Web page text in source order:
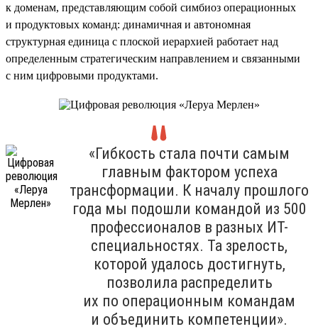
к доменам, представляющим собой симбиоз операционных
и продуктовых команд: динамичная и автономная
структурная единица с плоской иерархией работает над
определенным стратегическим направлением и связанными
с ним цифровыми продуктами.
«Гибкость стала почти самым
главным фактором успеха
трансформации. К началу прошлого
года мы подошли командой из 500
профессионалов в разных ИТ-
специальностях. Та зрелость,
которой удалось достигнуть,
позволила распределить
их по операционным командам
и объединить компетенции».